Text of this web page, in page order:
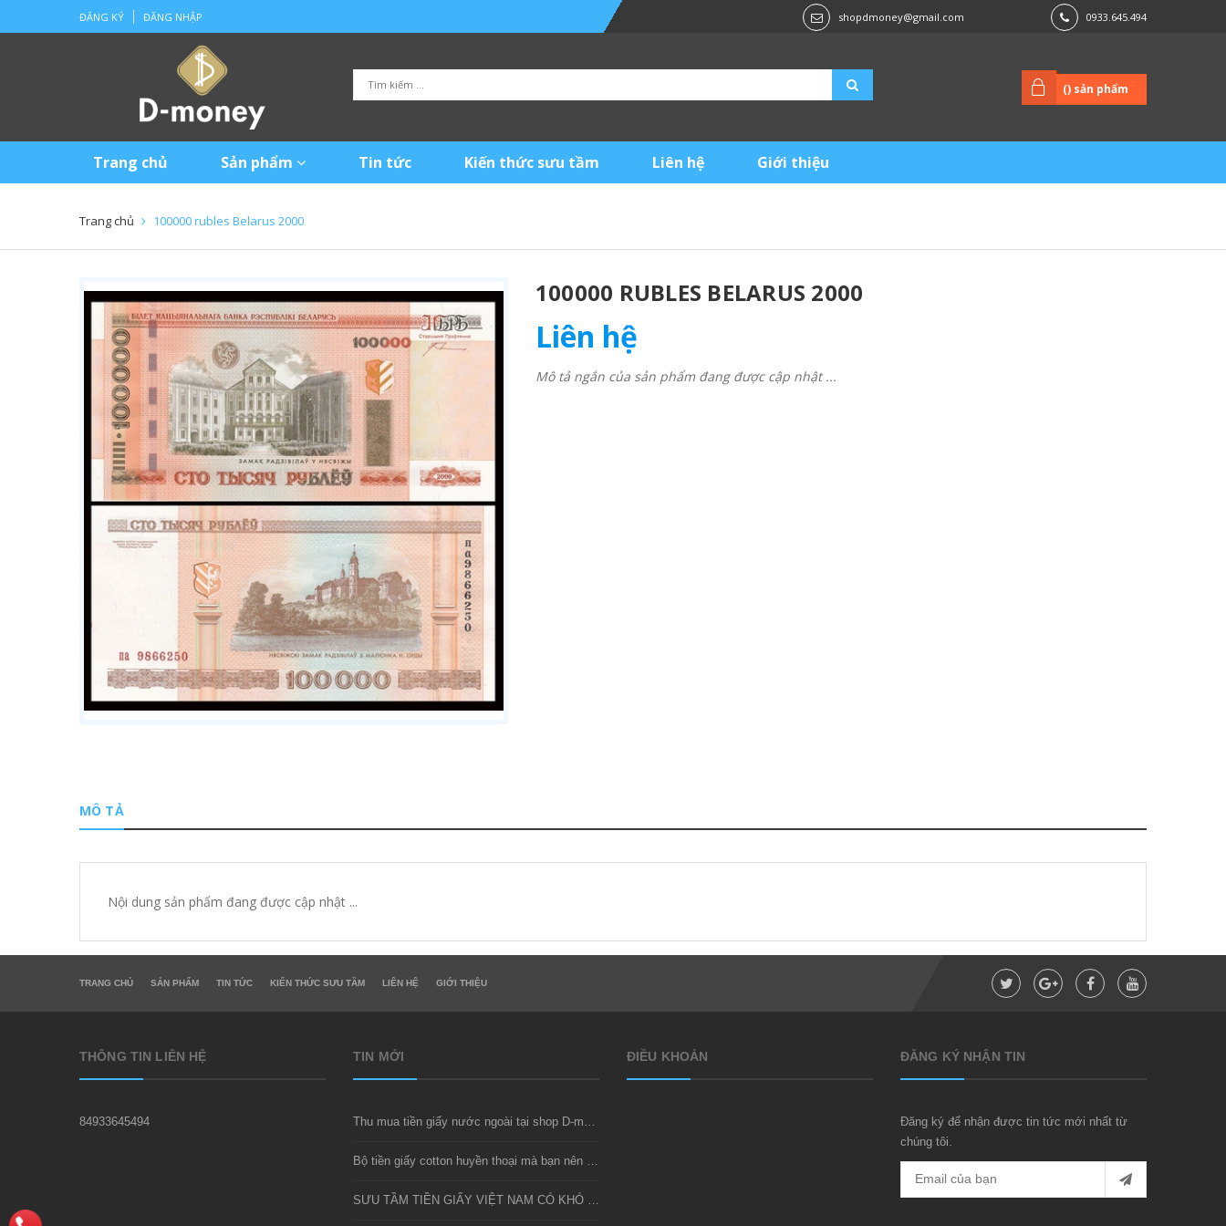
ĐĂNG KÝ ĐĂNG NHẬP shopdmoney@gmail.com 0933.645.494
() sản phẩm
Trang chủ Sản phẩm Tin tức Kiến thức sưu tầm Liên hệ Giới thiệu
Trang chủ 100000 rubles Belarus 2000
100000 RUBLES BELARUS 2000
Liên hệ
Mô tả ngắn của sản phẩm đang được cập nhật ...
MÔ TẢ
Nội dung sản phẩm đang được cập nhật ...
TRANG CHỦ SẢN PHẨM TIN TỨC KIẾN THỨC SƯU TẦM LIÊN HỆ GIỚI THIỆU
THÔNG TIN LIÊN HỆ
84933645494
TIN MỚI ĐIỀU KHOẢN ĐĂNG KÝ NHẬN TIN
Đăng ký để nhận được tin tức mới nhất từ
chúng tôi.